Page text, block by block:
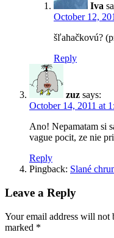
Iva
October 12,
šľahačkovú?
Reply
zuz says:
October 14, 2011 at
Ano! Nepamatam si
vague pocit, ze nie
Reply
Pingback: Slané
Leave a Reply
Your email address will not
marked *